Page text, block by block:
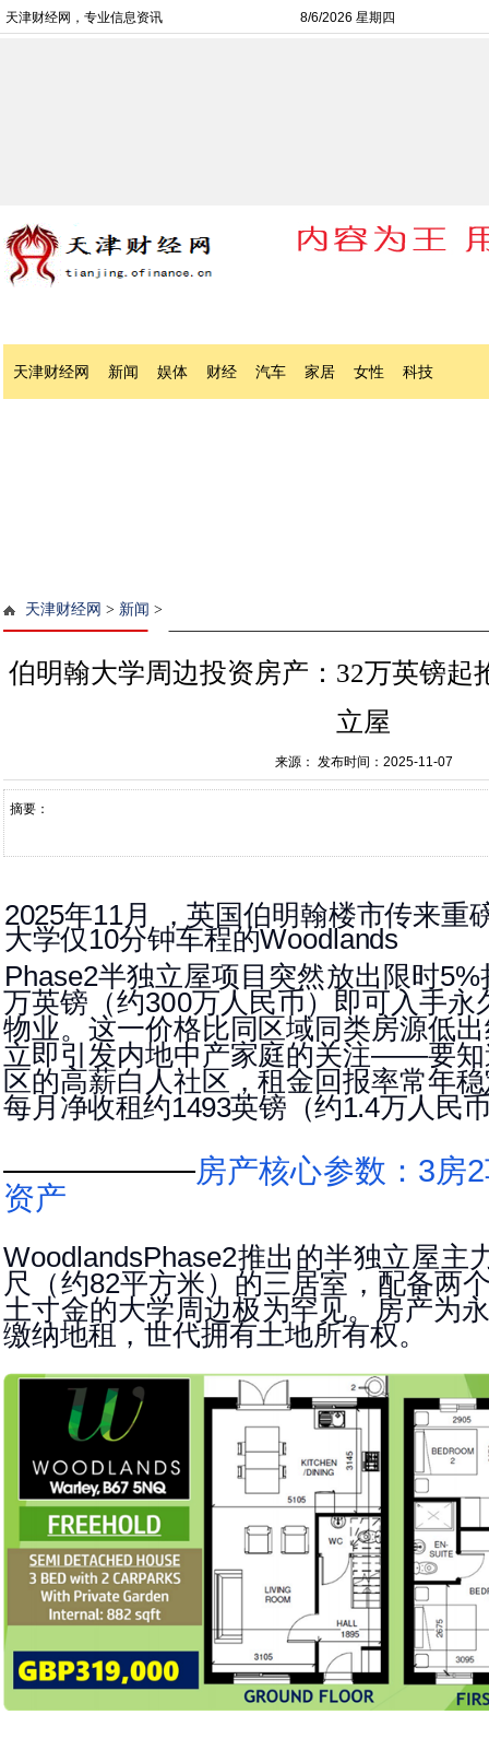
天津财经网，专业信息资讯 8/6/2026 星期四
天津财经网 新闻 娱体 财经 汽车 家居 女性 科技
天津财经网 > 新闻 >
伯明翰大学周边投资房产：32万英镑起
立屋
来源： 发布时间：2025-11-07
摘要：
2025年11月 ，英国伯明翰楼市传来重
大学仅10分钟车程的Woodlands
Phase2半独立屋项目突然放出限时5%
万英镑（约300万人民币）即可入手永
物业。这一价格比同区域同类房源低
立即引发内地中产家庭的关注——要
区的高薪白人社区，租金回报率常年
每月净收租约1493英镑（约1.4万人民
房产核心参数： 3房2
资产
WoodlandsPhase2推出的半独立屋主
尺（约82平方米）的三居室，配备两
土寸金的大学周边极为罕见。房产为
缴纳地租，世代拥有土地所有权。